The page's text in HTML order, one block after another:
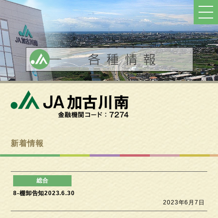
新着情報
8-棚卸告知2023.6.30
2023年6月7日